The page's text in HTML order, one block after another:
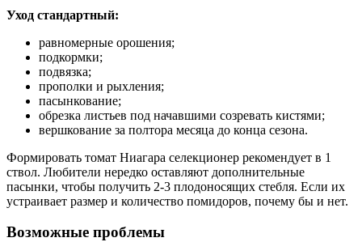
Уход стандартный:
равномерные орошения;
подкормки;
подвязка;
прополки и рыхления;
пасынкование;
обрезка листьев под начавшими созревать кистями;
вершкование за полтора месяца до конца сезона.
Формировать томат Ниагара селекционер рекомендует в 1
ствол. Любители нередко оставляют дополнительные
пасынки, чтобы получить 2-3 плодоносящих стебля. Если их
устраивает размер и количество помидоров, почему бы и нет.
Возможные проблемы